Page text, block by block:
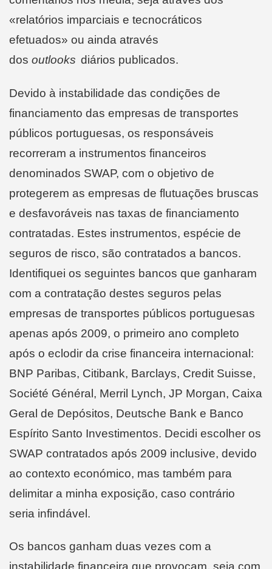
«relatórios imparciais e tecnocráticos
efetuados» ou ainda através
dos outlooks diários publicados.
Devido à instabilidade das condições de
financiamento das empresas de transportes
públicos portuguesas, os responsáveis
recorreram a instrumentos financeiros
denominados SWAP, com o objetivo de
protegerem as empresas de flutuações bruscas
e desfavoráveis nas taxas de financiamento
contratadas. Estes instrumentos, espécie de
seguros de risco, são contratados a bancos.
Identifiquei os seguintes bancos que ganharam
com a contratação destes seguros pelas
empresas de transportes públicos portuguesas
apenas após 2009, o primeiro ano completo
após o eclodir da crise financeira internacional:
BNP Paribas, Citibank, Barclays, Credit Suisse,
Société Général, Merril Lynch, JP Morgan, Caixa
Geral de Depósitos, Deutsche Bank e Banco
Espírito Santo Investimentos. Decidi escolher os
SWAP contratados após 2009 inclusive, devido
ao contexto económico, mas também para
delimitar a minha exposição, caso contrário
seria infindável.
Os bancos ganham duas vezes com a
instabilidade financeira que provocam, seja com